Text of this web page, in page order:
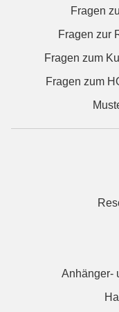
Fragen
Fragen zur
Fragen zum
Fragen zum
Anhänger-